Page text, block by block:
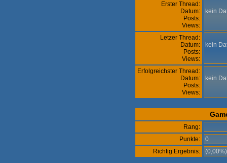
Erster Thread:
Datum:
Posts:
Views:
kein
Letzer Thread:
Datum:
Posts:
Views:
kein
Erfolgreichster Thread:
Datum:
Posts:
Views:
kein
Rang:
Punkte:
0
Richtig Ergebnis: